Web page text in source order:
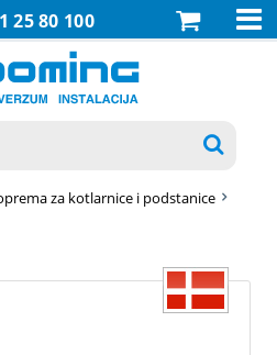
25 80 100 

za kotlarnice i podstanice